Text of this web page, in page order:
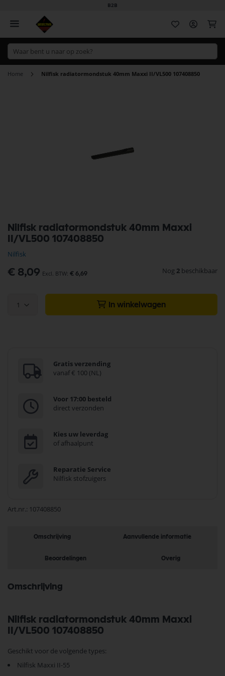
B2B
Home Nilfisk radiatormondstuk 40mm Maxxi II/VL500 107408850
Nilfisk radiatormondstuk 40mm Maxxi
II/VL500 107408850
Nilfisk
€ 8,09 € 6,69 Nog 2 beschikbaar
1 In winkelwagen
Gratis verzending
vanaf € 100 (NL)
Voor 17:00 besteld
direct verzonden
Kies uw leverdag
of afhaalpunt
Reparatie Service
Nilfisk stofzuigers
Art.nr. 107408850
naar
het
van
de
afbeeldingen-
Omschrijving Aanvullende informatie
Beoordelingen Overig
Omschrijving
Nilfisk radiatormondstuk 40mm Maxxi
II/VL500 107408850
Geschikt voor de volgende types:
Nilfisk Maxxi II-55